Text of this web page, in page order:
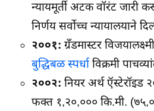
न्यायमूर्ती अटक वॉरंट जारी
निर्णय सर्वोच्च न्यायालयाने
२००१: ग्रँडमास्टर
बुद्धिबळ स्पर्धाविक्रमी
२००२: नियर अर्थ ऍस्टेरॉइड
फक्त १,२०,००० कि.मी.